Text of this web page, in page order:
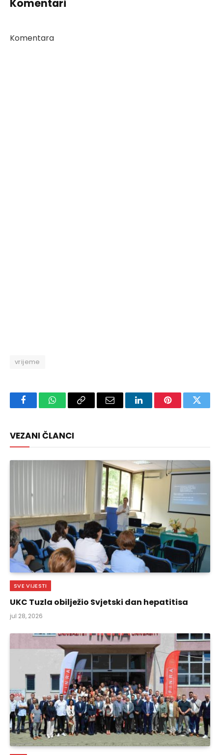
Komentari
Komentara
vrijeme
FacebookWhatsAppCopy
Email LinkedInPinterest
VEZANI ČLANCI
SVE VIJESTI
UKC Tuzla obilježio Svjetski dan hepatitisa
jul 28, 2026